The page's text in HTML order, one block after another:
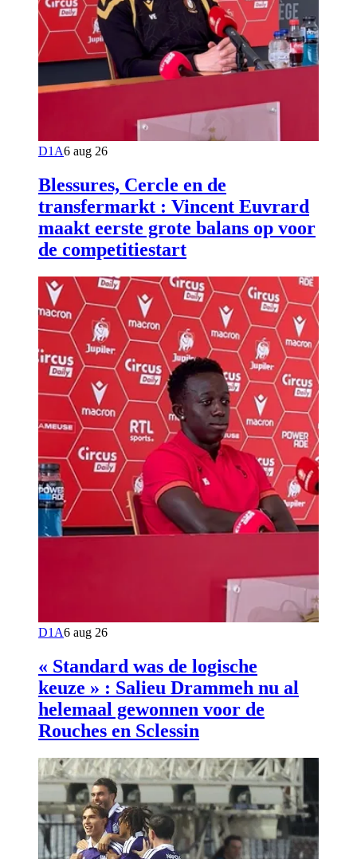
D1A6 aug 26
Blessures, Cercle en de
transfermarkt : Vincent Euvrard
maakt eerste grote balans op voor
de competitiestart
D1A6 aug 26
« Standard was de logische
keuze » : Salieu Drammeh nu al
helemaal gewonnen voor de
Rouches en Sclessin